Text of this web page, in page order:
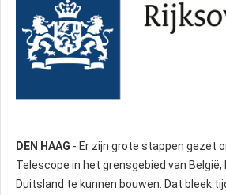
DEN HAAG - Er zijn grote stappen gezet
Telescope in het grensgebied van België,
Duitsland te kunnen bouwen. Dat bleek